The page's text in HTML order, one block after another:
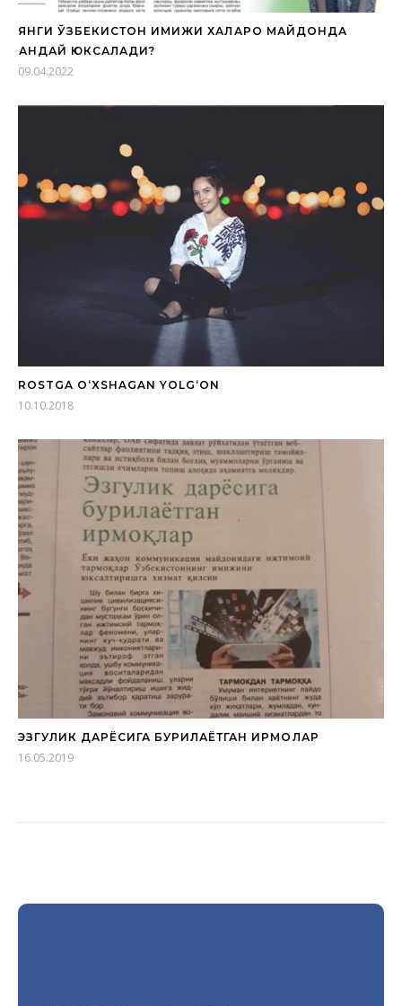
ЯНГИ ЎЗБЕКИСТОН ИМИЖИ ХАЛҚАРО МАЙДОНДА
ҚАНДАЙ ЮКСАЛАДИ?
09.04.2022
ROSTGA O‘XSHAGAN YOLG‘ON
10.10.2018
ЭЗГУЛИК ДАРЁСИГА БУРИЛАЁТГАН ИРМОҚЛАР
16.05.2019